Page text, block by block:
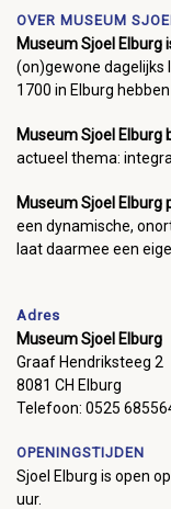
OVER MUSEUM
Museum Sjoel Elburg
(on)gewone
1700 in Elburg
Museum Sjoel Elburg
actueel thema:
Museum Sjoel Elburg
een dynamische,
laat daarmee een
Adres
Museum Sjoel Elburg
Graaf Hendriksteeg 2
8081 CH Elburg
Telefoon: 0525
OPENINGSTIJDEN
Sjoel Elburg is open
uur.